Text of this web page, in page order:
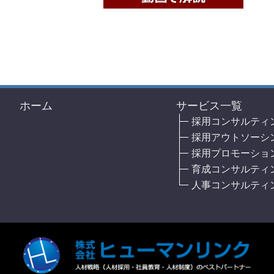
ホーム サービス一覧
採用コンサルティ
採用アウトソーシ
採用プロモーショ
育成コンサルティ
人事コンサルティ